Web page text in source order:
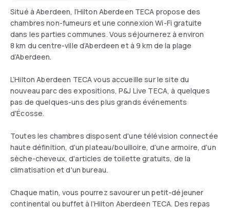
Situé à Aberdeen, l’Hilton Aberdeen TECA propose des
chambres non-fumeurs et une connexion Wi-Fi gratuite
dans les parties communes. Vous séjournerez à environ
8 km du centre-ville d’Aberdeen et à 9 km de la plage
d’Aberdeen.
L’Hilton Aberdeen TECA vous accueille sur le site du
nouveau parc des expositions, P&J Live TECA, à quelques
pas de quelques-uns des plus grands événements
d'Écosse.
Toutes les chambres disposent d'une télévision connectée
haute définition, d'un plateau/bouilloire, d'une armoire, d'un
sèche-cheveux, d'articles de toilette gratuits, de la
climatisation et d'un bureau.
Chaque matin, vous pourrez savourer un petit-déjeuner
continental ou buffet à l’Hilton Aberdeen TECA. Des repas